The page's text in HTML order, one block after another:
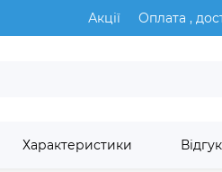
Акції Оплата ,
Характеристики
для догляду Аксесуари для